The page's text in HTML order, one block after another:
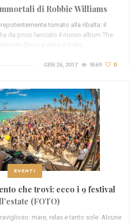
di Robbie Williams
tornato alla ribalta: il
da poco lanciato il nuovo album The
Show e verrà in Italia…
GEN 26, 2017 9569 0
EVENTI
che trovi: ecco i 9 festival
(FOTO)
mare, relax e tanto sole. Alcune